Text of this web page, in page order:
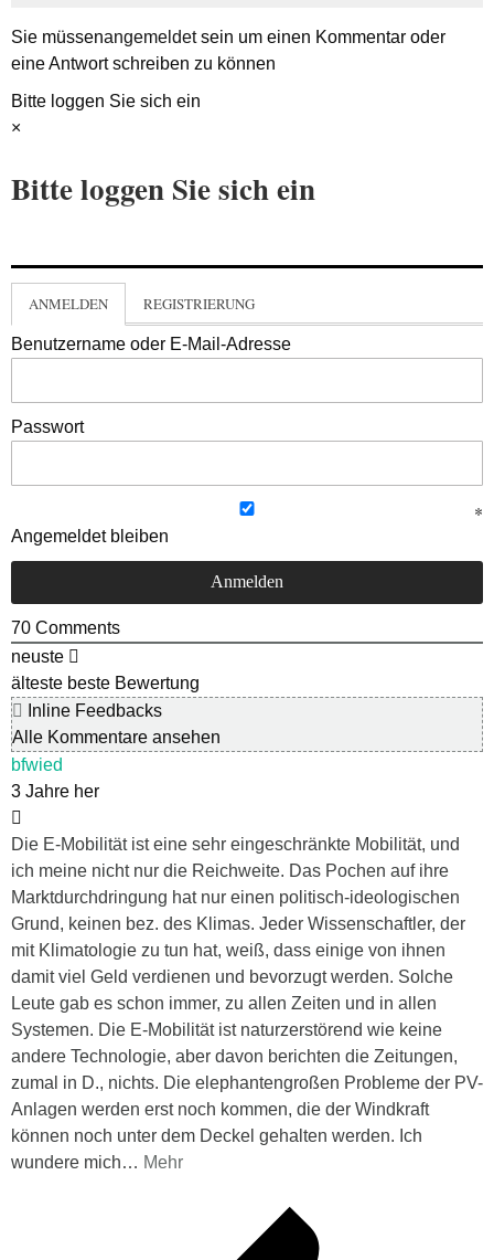
Sie müssenangemeldetsein um einen Kommentar oder
eine Antwort schreiben zu können
Bitte loggen Sie sich ein
×
Bitte loggen Sie sich ein
ANMELDEN REGISTRIERUNG
Benutzername oder E-Mail-Adresse
Passwort
Angemeldet bleiben
70 Comments
neuste
älteste beste Bewertung
Inline Feedbacks
Alle Kommentare ansehen
bfwied
3 Jahre her
Die E-Mobilität ist eine sehr eingeschränkte Mobilität, und
ich meine nicht nur die Reichweite. Das Pochen auf ihre
Marktdurchdringung hat nur einen politisch-ideologischen
Grund, keinen bez. des Klimas. Jeder Wissenschaftler, der
mit Klimatologie zu tun hat, weiß, dass einige von ihnen
damit viel Geld verdienen und bevorzugt werden. Solche
Leute gab es schon immer, zu allen Zeiten und in allen
Systemen. Die E-Mobilität ist naturzerstörend wie keine
andere Technologie, aber davon berichten die Zeitungen,
zumal in D., nichts. Die elephantengroßen Probleme der PV-
Anlagen werden erst noch kommen, die der Windkraft
können noch unter dem Deckel gehalten werden. Ich
wundere mich… Mehr